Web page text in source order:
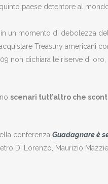
paese detentore al
in un momento di debolezza
Treasury americani
non dichiara le riserve di oro,
scenari tutt’altro che
conferenza Guadagnare è
Di Lorenzo, Maurizio